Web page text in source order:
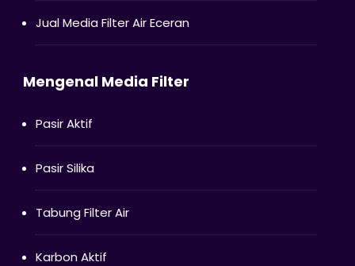
Jual Media Filter Air Eceran
Mengenal Media Filter
Pasir Aktif
Pasir Silika
Tabung Filter Air
Karbon Aktif